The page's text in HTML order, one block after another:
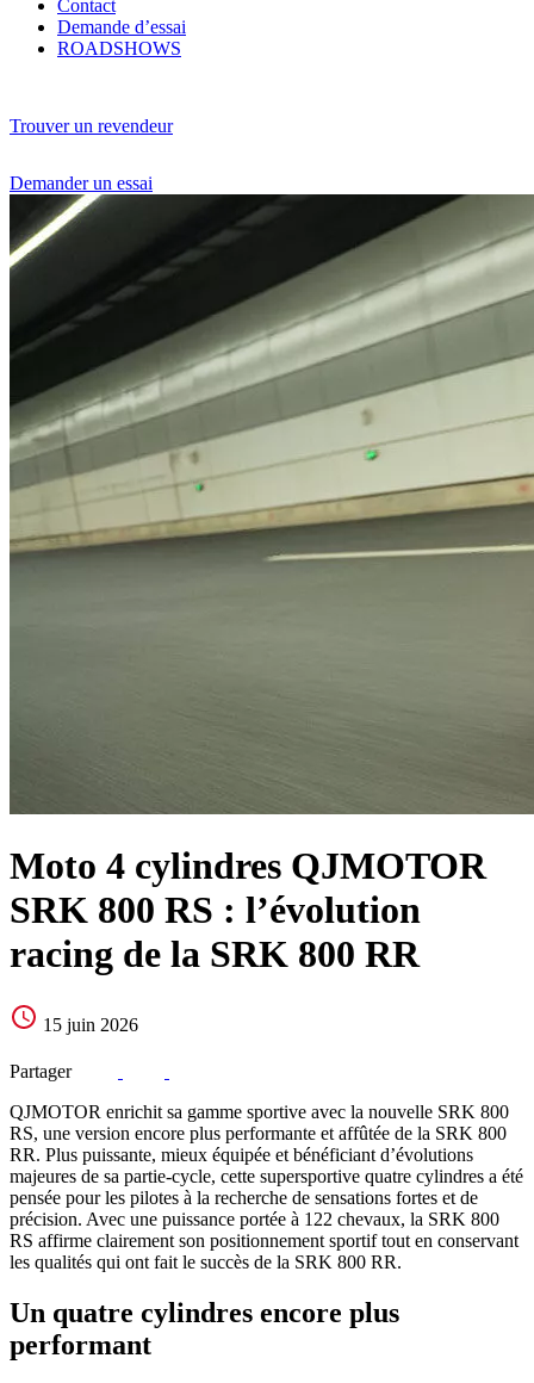
Contact
Demande d’essai
ROADSHOWS
Trouver un revendeur
Demander un essai
Moto 4 cylindres QJMOTOR
SRK 800 RS : l’évolution
racing de la SRK 800 RR
15 juin 2026
Partager
QJMOTOR enrichit sa gamme sportive avec la nouvelle SRK 800
RS, une version encore plus performante et affûtée de la SRK 800
RR. Plus puissante, mieux équipée et bénéficiant d’évolutions
majeures de sa partie-cycle, cette supersportive quatre cylindres a été
pensée pour les pilotes à la recherche de sensations fortes et de
précision. Avec une puissance portée à 122 chevaux, la SRK 800
RS affirme clairement son positionnement sportif tout en conservant
les qualités qui ont fait le succès de la SRK 800 RR.
Un quatre cylindres encore plus
performant